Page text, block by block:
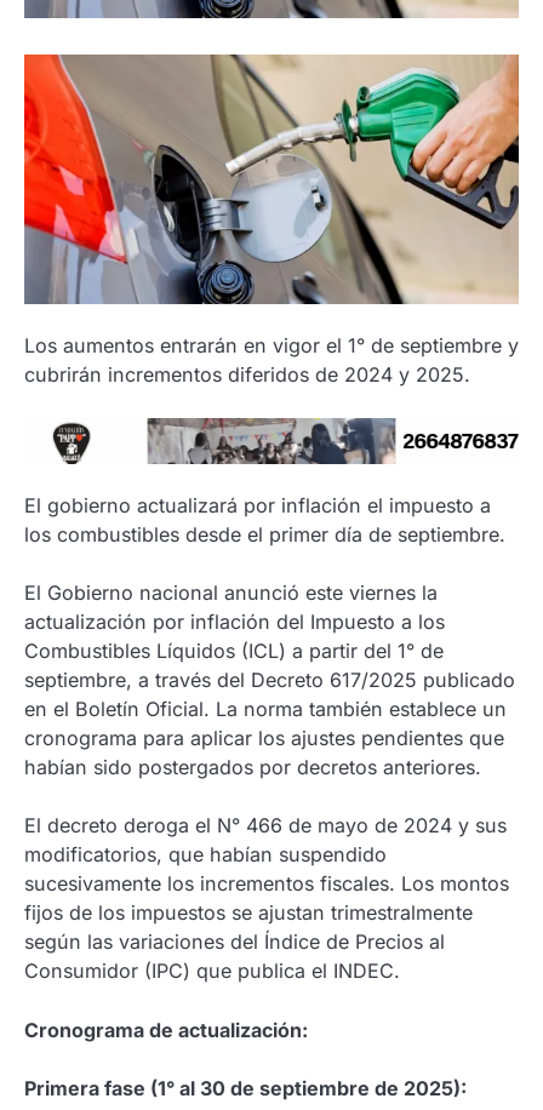
Los aumentos entrarán en vigor el 1° de septiembre y
cubrirán incrementos diferidos de 2024 y 2025.
El gobierno actualizará por inflación el impuesto a
los combustibles desde el primer día de septiembre.
El Gobierno nacional anunció este viernes la
actualización por inflación del Impuesto a los
Combustibles Líquidos (ICL) a partir del 1° de
septiembre, a través del Decreto 617/2025 publicado
en el Boletín Oficial. La norma también establece un
cronograma para aplicar los ajustes pendientes que
habían sido postergados por decretos anteriores.
El decreto deroga el N° 466 de mayo de 2024 y sus
modificatorios, que habían suspendido
sucesivamente los incrementos fiscales. Los montos
fijos de los impuestos se ajustan trimestralmente
según las variaciones del Índice de Precios al
Consumidor (IPC) que publica el INDEC.
Cronograma de actualización:
Primera fase (1° al 30 de septiembre de 2025):